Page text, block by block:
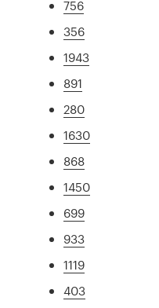
756
356
1943
891
280
1630
868
1450
699
933
1119
403